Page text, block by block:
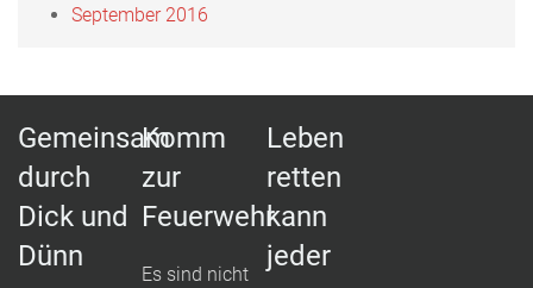
September 2016
Gemeinsam
durch
Dick und
Dünn
Komm
zur
Feuerwehr
Es sind nicht
Leben
retten
kann
jeder